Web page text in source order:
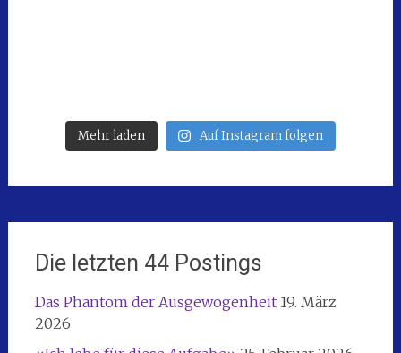
Mehr laden Auf Instagram folgen
Die letzten 44 Postings
Das Phantom der Ausgewogenheit 19. März
2026